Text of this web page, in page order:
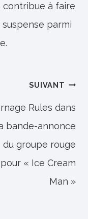
contribue à faire
parmi
SUIVANT
Rules dans
bande-annonce
du groupe rouge
pour « Ice Cream
Man »